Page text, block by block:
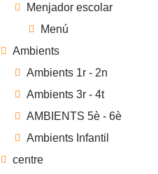
Menjador escolar
Menú
Ambients
Ambients 1r - 2n
Ambients 3r - 4t
AMBIENTS 5è - 6è
Ambients Infantil
centre